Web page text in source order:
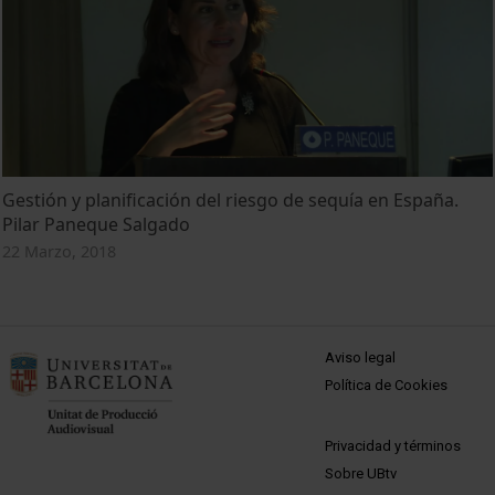
Gestión y planificación del riesgo de sequía en España.
Pilar Paneque Salgado
22 Marzo, 2018
MENÚ PEU 1
Aviso legal
Política de Cookies
PEU 2
Privacidad y términos
Sobre UBtv